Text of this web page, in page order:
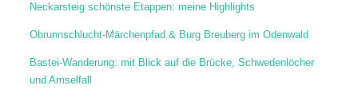
Neckarsteig schönste Etappen: meine Highlights
Obrunnschlucht-Märchenpfad & Burg Breuberg im Odenwald
Bastei-Wanderung: mit Blick auf die Brücke, Schwedenlöcher
und Amselfall